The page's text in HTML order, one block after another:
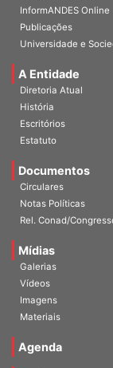
InformANDES Online
Publicações
Universidade e
A Entidade
Diretoria Atual
História
Escritórios
Estatuto
Documentos
Circulares
Notas Políticas
Rel. Conad/
Mídias
Galerias
Vídeos
Imagens
Materiais
Agenda